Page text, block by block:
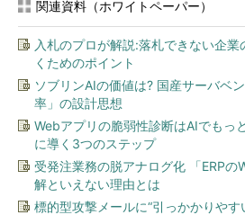
関連資料（ホワイトペーパー）
入札のプロが解説:落札できない企
くためのポイント
ソブリンAIの価値は? 国産サーバベ
率」の設計思想
Webアプリの脆弱性診断はAIでもっ
に導く3つのステップ
受発注業務の脱アナログ化 「ERPの
解といえない理由とは
標的型攻撃メールに“引っかかりや